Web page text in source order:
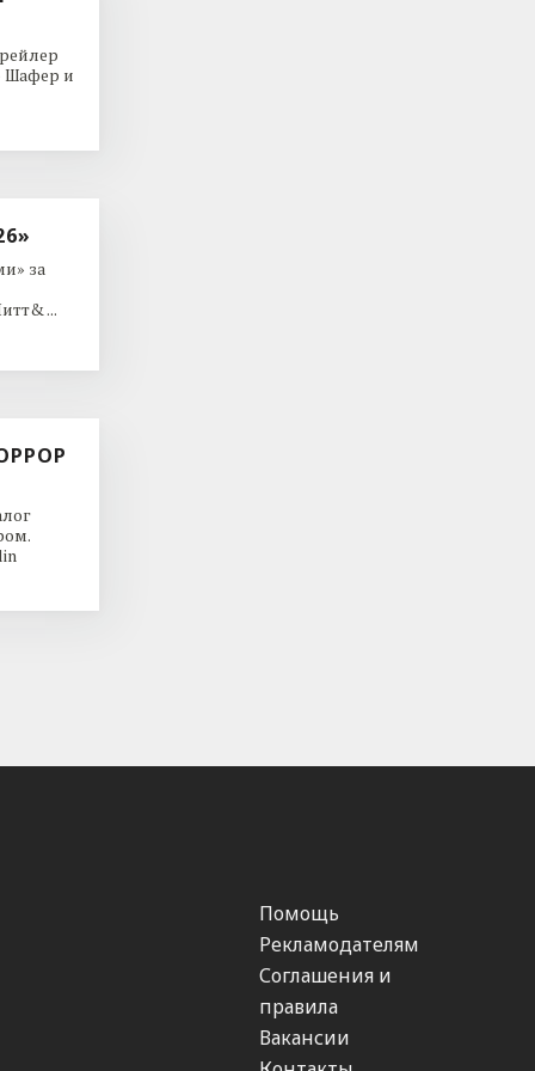
Шафер и
за
...
Помощь
Рекламодателям
Соглашения и
правила
Вакансии